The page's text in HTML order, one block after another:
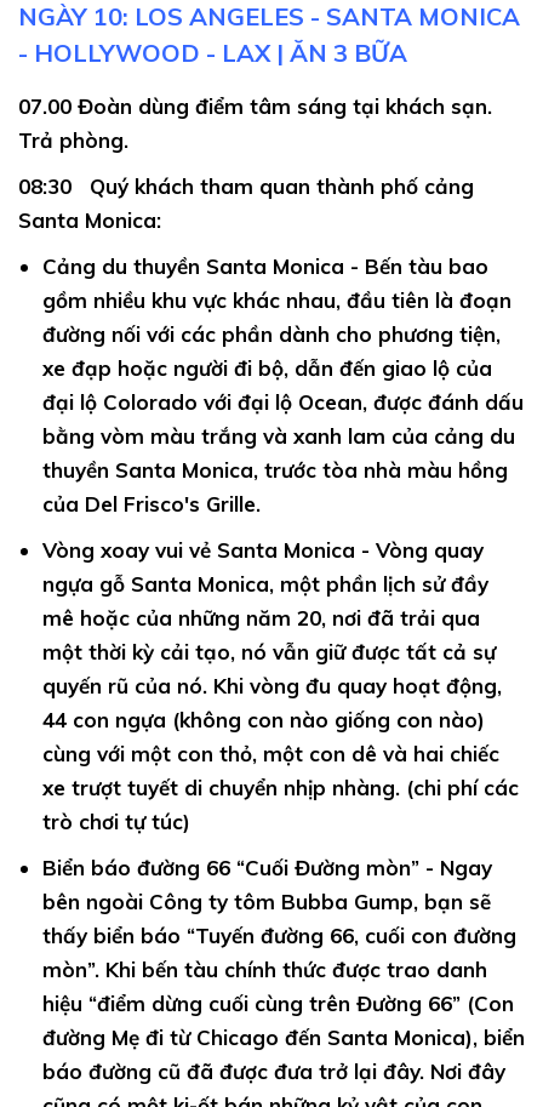
NGÀY 10: LOS ANGELES - SANTA MONICA
- HOLLYWOOD - LAX | ĂN 3 BỮA
07.00 Đoàn dùng điểm tâm sáng tại khách sạn.
Trả phòng.
08:30 Quý khách tham quan thành phố cảng
Santa Monica:
Cảng du thuyền Santa Monica - Bến tàu bao
gồm nhiều khu vực khác nhau, đầu tiên là đoạn
đường nối với các phần dành cho phương tiện,
xe đạp hoặc người đi bộ, dẫn đến giao lộ của
đại lộ Colorado với đại lộ Ocean, được đánh dấu
bằng vòm màu trắng và xanh lam của cảng du
thuyền Santa Monica, trước tòa nhà màu hồng
của Del Frisco's Grille.
Vòng xoay vui vẻ Santa Monica - Vòng quay
ngựa gỗ Santa Monica, một phần lịch sử đầy
mê hoặc của những năm 20, nơi đã trải qua
một thời kỳ cải tạo, nó vẫn giữ được tất cả sự
quyến rũ của nó. Khi vòng đu quay hoạt động,
44 con ngựa (không con nào giống con nào)
cùng với một con thỏ, một con dê và hai chiếc
xe trượt tuyết di chuyển nhịp nhàng. (chi phí các
trò chơi tự túc)
Biển báo đường 66 “Cuối Đường mòn” - Ngay
bên ngoài Công ty tôm Bubba Gump, bạn sẽ
thấy biển báo “Tuyến đường 66, cuối con đường
mòn”. Khi bến tàu chính thức được trao danh
hiệu “điểm dừng cuối cùng trên Đường 66” (Con
đường Mẹ đi từ Chicago đến Santa Monica), biển
báo đường cũ đã được đưa trở lại đây. Nơi đây